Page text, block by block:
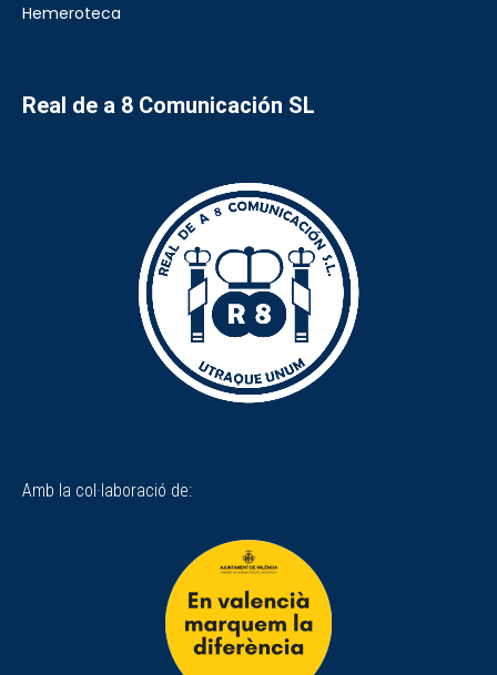
Hemeroteca
Real de a 8 Comunicación SL
Amb la col·laboració de: